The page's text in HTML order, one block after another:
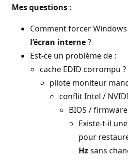
Mes questions :
Comment forcer Windows
l’écran interne?
Est-ce un problème de :
cache EDID corrompu ?
pilote moniteur
conflit Intel /
BIOS /
Existe-t-il
pour
Hzsans